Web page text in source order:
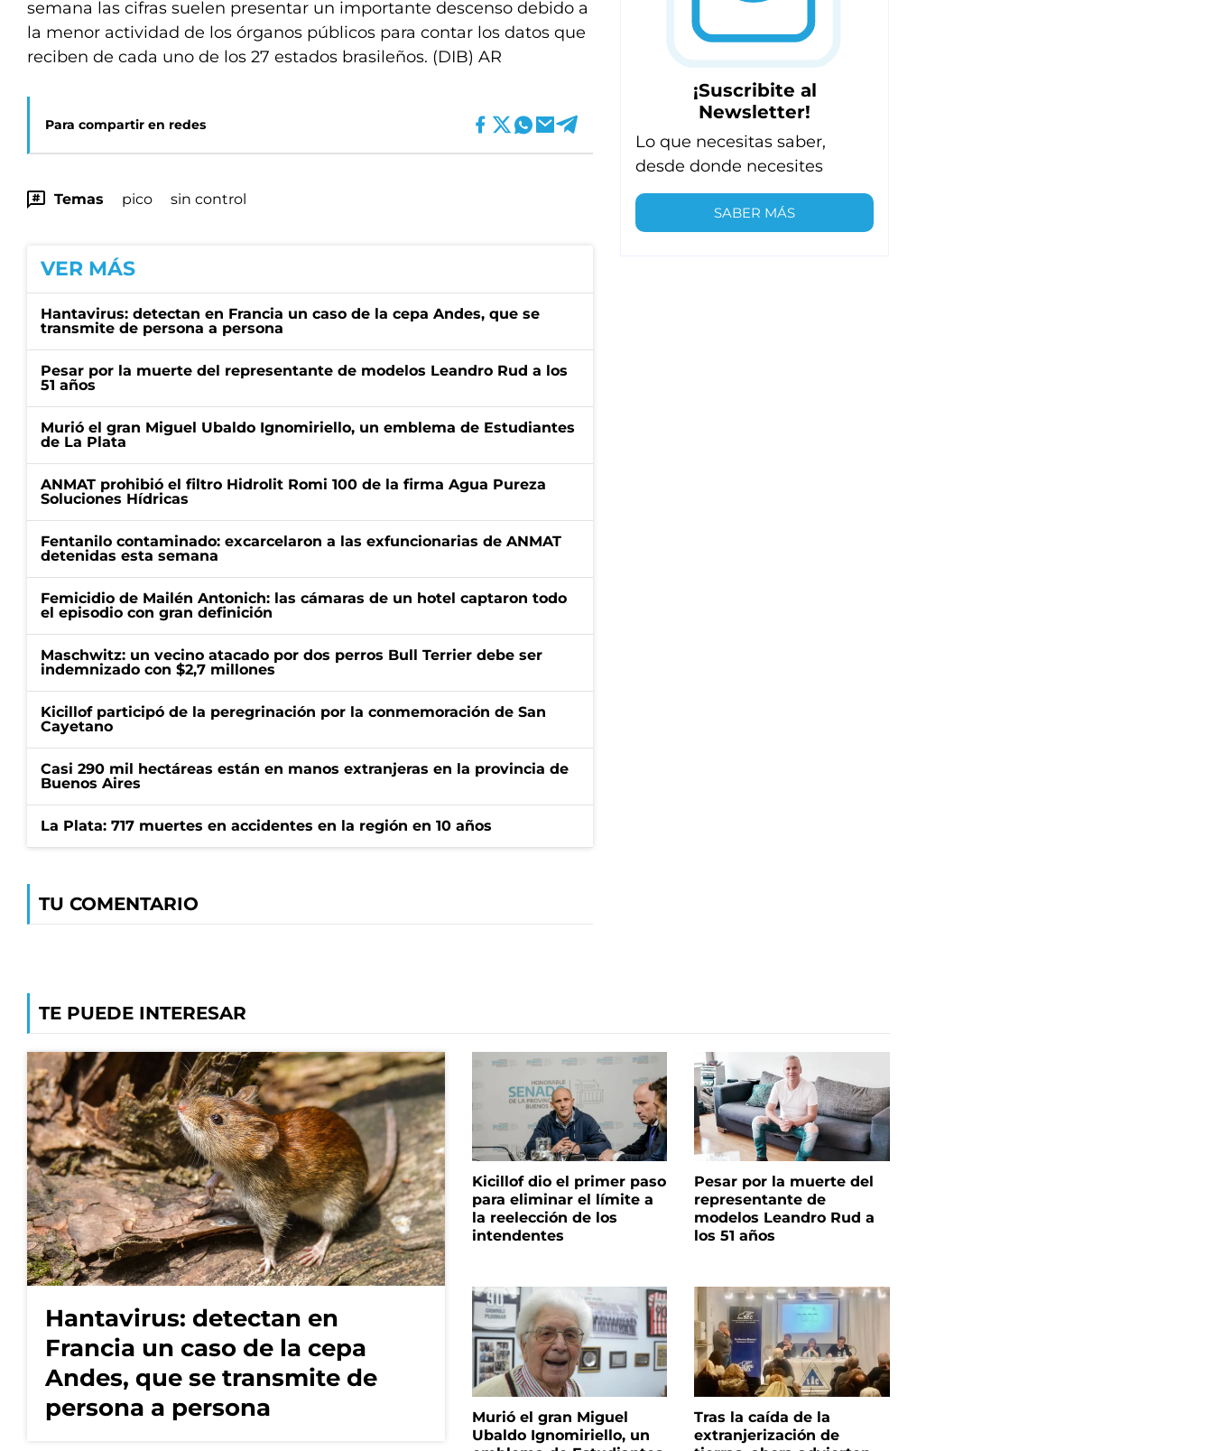
semana las cifras suelen presentar un importante descenso debido a
la menor actividad de los órganos públicos para contar los datos que
reciben de cada uno de los 27 estados brasileños. (DIB) AR
Para compartir en redes
Temas pico sin control
VER MÁS
Hantavirus: detectan en Francia un caso de la cepa Andes, que se
transmite de persona a persona
Pesar por la muerte del representante de modelos Leandro Rud a los
51 años
Murió el gran Miguel Ubaldo Ignomiriello, un emblema de Estudiantes
de La Plata
ANMAT prohibió el filtro Hidrolit Romi 100 de la firma Agua Pureza
Soluciones Hídricas
Fentanilo contaminado: excarcelaron a las exfuncionarias de ANMAT
detenidas esta semana
Femicidio de Mailén Antonich: las cámaras de un hotel captaron todo
el episodio con gran definición
Maschwitz: un vecino atacado por dos perros Bull Terrier debe ser
indemnizado con $2,7 millones
Kicillof participó de la peregrinación por la conmemoración de San
Cayetano
Casi 290 mil hectáreas están en manos extranjeras en la provincia de
Buenos Aires
La Plata: 717 muertes en accidentes en la región en 10 años
TU COMENTARIO
¡Suscribite al
Newsletter!
Lo que necesitas saber,
desde donde necesites
SABER MÁS
TE PUEDE INTERESAR
Hantavirus: detectan en
Francia un caso de la cepa
Andes, que se transmite de
persona a persona
Kicillof dio el primer paso
para eliminar el límite a
la reelección de los
intendentes
Pesar por la muerte del
representante de
modelos Leandro Rud a
los 51 años
Murió el gran Miguel
Ubaldo Ignomiriello, un
Tras la caída de la
extranjerización de